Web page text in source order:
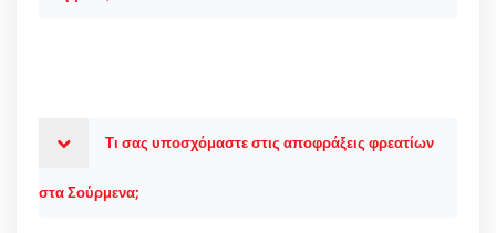
Τι σας υποσχόμαστε στις αποφράξεις φρεατίων
στα Σούρμενα;